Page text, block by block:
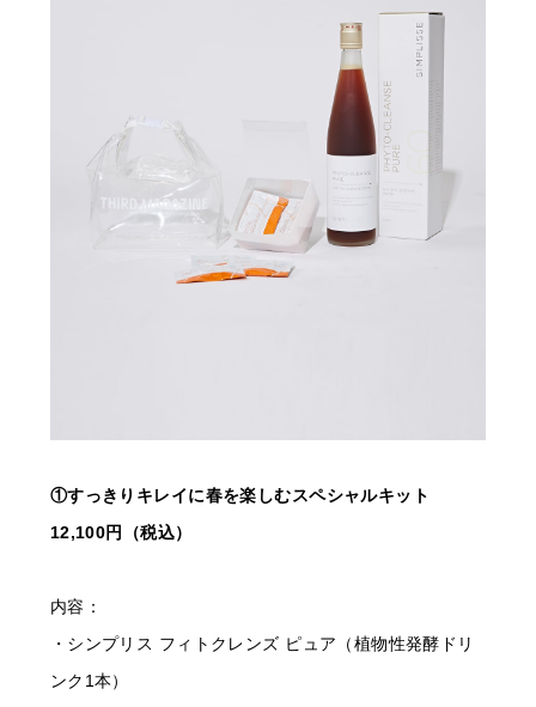
①すっきりキレイに春を楽しむスペシャルキット
12,100円（税込）
内容：
・シンプリス フィトクレンズ ピュア（植物性発酵ドリ
ンク1本）